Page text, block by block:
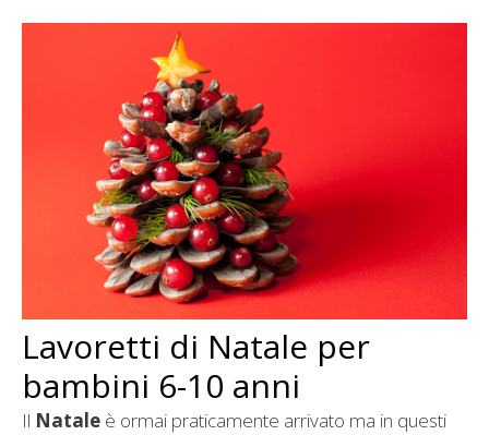
Lavoretti di Natale per
bambini 6-10 anni
Il Natale è ormai praticamente arrivato ma in questi